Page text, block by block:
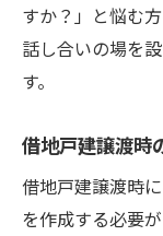
すか？」と悩む
話し合いの場を
す。
借地戸建譲渡時
借地戸建譲渡時
を作成する必要